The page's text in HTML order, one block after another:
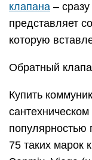
клапана –
представляет
которую
Обратный
Купить
популярностью
75 таких марок